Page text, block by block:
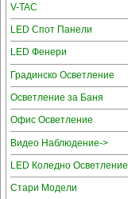
V-TAC
LED Спот Панели
LED Фенери
Градинско Осветление
Осветление за Баня
Офис Осветление
Видео Наблюдение->
LED Коледно Осветление
Стари Модели